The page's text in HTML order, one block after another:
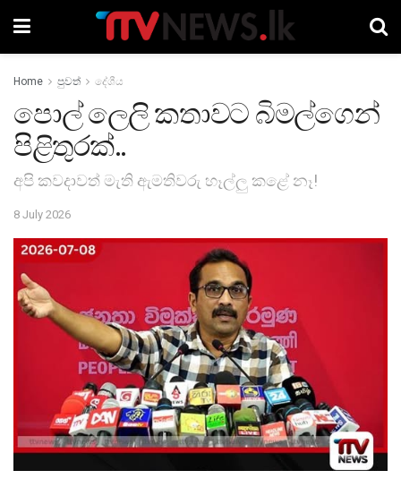
Home පුවත් දේශීය
පොල් ලෙලි කතාවට බිමල්ගෙන්
පිළිතුරක්..
අපි කවදාවත් මැති ඇමතිවරු හෑල්ලු කළේ නෑ!
8 July 2026